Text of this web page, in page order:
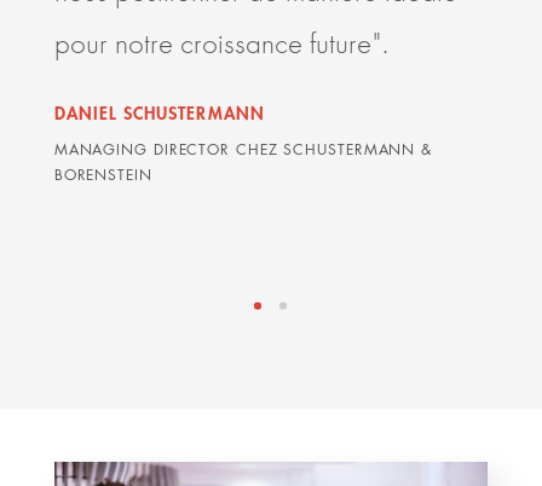
pour notre croissance future".
DANIEL SCHUSTERMANN
MANAGING DIRECTOR CHEZ SCHUSTERMANN &
BORENSTEIN